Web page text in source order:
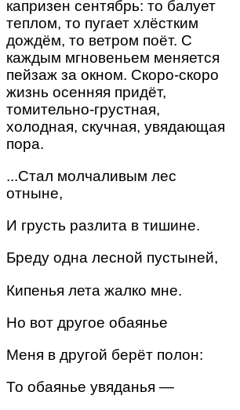
капризен сентябрь: то балует
теплом, то пугает хлёстким
дождём, то ветром поёт. С
каждым мгновеньем меняется
пейзаж за окном. Скоро-скоро
жизнь осенняя придёт,
томительно-грустная,
холодная, скучная, увядающая
пора.
...Стал молчаливым лес
отныне,
И грусть разлита в тишине.
Бреду одна лесной пустыней,
Кипенья лета жалко мне.
Но вот другое обаянье
Меня в другой берёт полон:
То обаянье увяданья —